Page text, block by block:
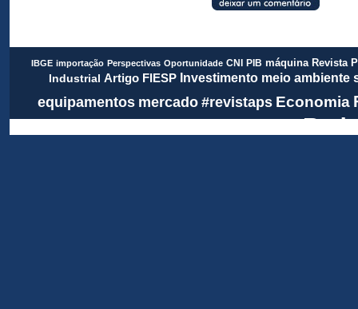
IBGE importação Perspectivas Oportunidade CNI PIB máquina Revista
Industrial Artigo FIESP Investimento meio ambiente
equipamentos mercado #revistaps Economia